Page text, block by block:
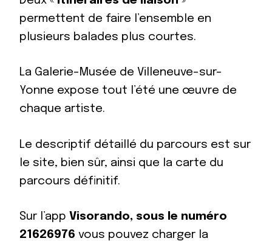
permettent de faire l’ensemble en
plusieurs balades plus courtes.
La Galerie-Musée de Villeneuve-sur-
Yonne expose tout l’été une œuvre de
chaque artiste.
Le descriptif détaillé du parcours est sur
le site, bien sûr, ainsi que la carte du
parcours définitif.
Sur l’app Visorando, sous le numéro
21626976 vous pouvez charger la